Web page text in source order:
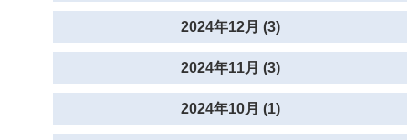
2024年12月 (3)
2024年11月 (3)
2024年10月 (1)